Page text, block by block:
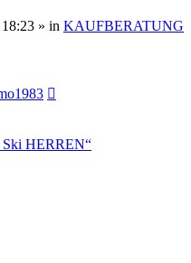
» in KAUFBERATUNG
HERREN“